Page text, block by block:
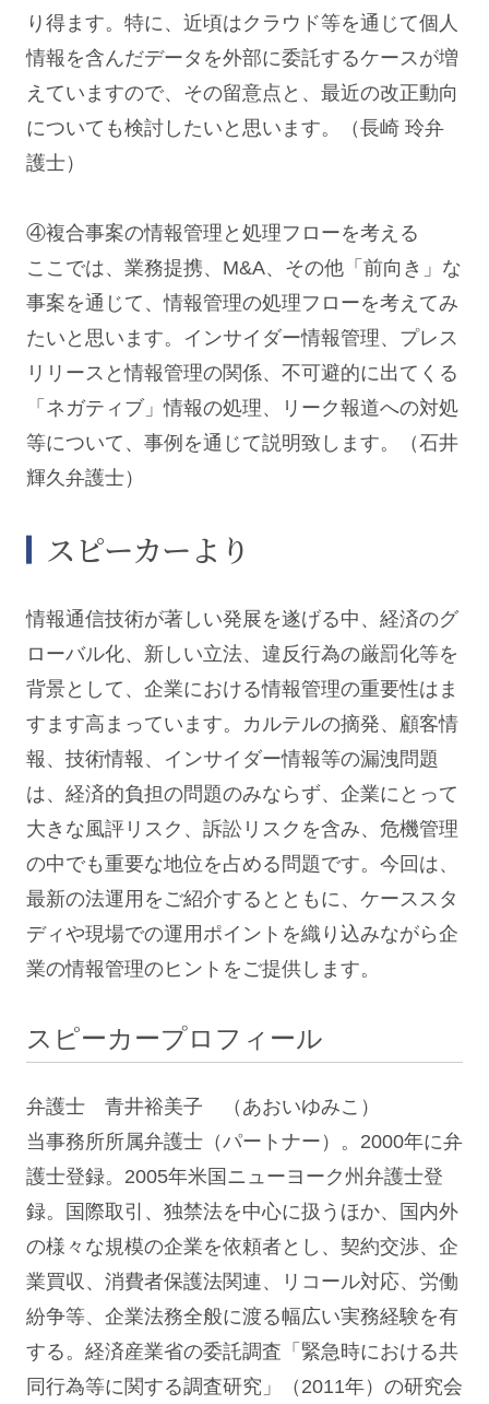
り得ます。特に、近頃はクラウド等を通じて個人
情報を含んだデータを外部に委託するケースが増
えていますので、その留意点と、最近の改正動向
についても検討したいと思います。（長崎 玲弁
護士）
④複合事案の情報管理と処理フローを考える
ここでは、業務提携、M&A、その他「前向き」な
事案を通じて、情報管理の処理フローを考えてみ
たいと思います。インサイダー情報管理、プレス
リリースと情報管理の関係、不可避的に出てくる
「ネガティブ」情報の処理、リーク報道への対処
等について、事例を通じて説明致します。（石井
輝久弁護士）
スピーカーより
情報通信技術が著しい発展を遂げる中、経済のグ
ローバル化、新しい立法、違反行為の厳罰化等を
背景として、企業における情報管理の重要性はま
すます高まっています。カルテルの摘発、顧客情
報、技術情報、インサイダー情報等の漏洩問題
は、経済的負担の問題のみならず、企業にとって
大きな風評リスク、訴訟リスクを含み、危機管理
の中でも重要な地位を占める問題です。今回は、
最新の法運用をご紹介するとともに、ケーススタ
ディや現場での運用ポイントを織り込みながら企
業の情報管理のヒントをご提供します。
スピーカープロフィール
弁護士 青井裕美子 （あおいゆみこ）
当事務所所属弁護士（パートナー）。2000年に弁
護士登録。2005年米国ニューヨーク州弁護士登
録。国際取引、独禁法を中心に扱うほか、国内外
の様々な規模の企業を依頼者とし、契約交渉、企
業買収、消費者保護法関連、リコール対応、労働
紛争等、企業法務全般に渡る幅広い実務経験を有
する。経済産業省の委託調査「緊急時における共
同行為等に関する調査研究」（2011年）の研究会